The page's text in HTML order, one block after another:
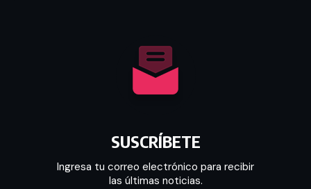
SUSCRÍBETE
Ingresa tu correo electrónico para recibir
las últimas noticias.